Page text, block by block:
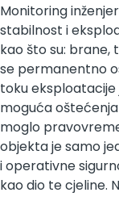
Monitoring
stabilnost i
kao što su: brane,
se permanentno
toku eksploatacije
moguća
moglo
objekta je samo
ioperativne
kao dio te cjeline.